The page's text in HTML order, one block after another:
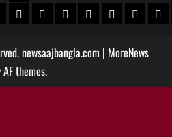
খবর
কোচবিহার নিউজ
আলিপুরদুয়ার খবর
জলপাইগুড়ি খবর
শিলিগুড়ি খবর
উত্তরদক্ষিণ
newsaajbangla.com | MoreNews
AF themes.